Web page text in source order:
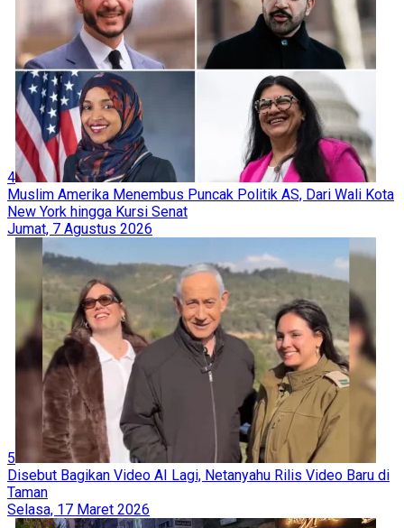
4
Muslim Amerika Menembus Puncak Politik AS, Dari Wali Kota
New York hingga Kursi Senat
Jumat, 7 Agustus 2026
5
Disebut Bagikan Video AI Lagi, Netanyahu Rilis Video Baru di
Taman
Selasa, 17 Maret 2026